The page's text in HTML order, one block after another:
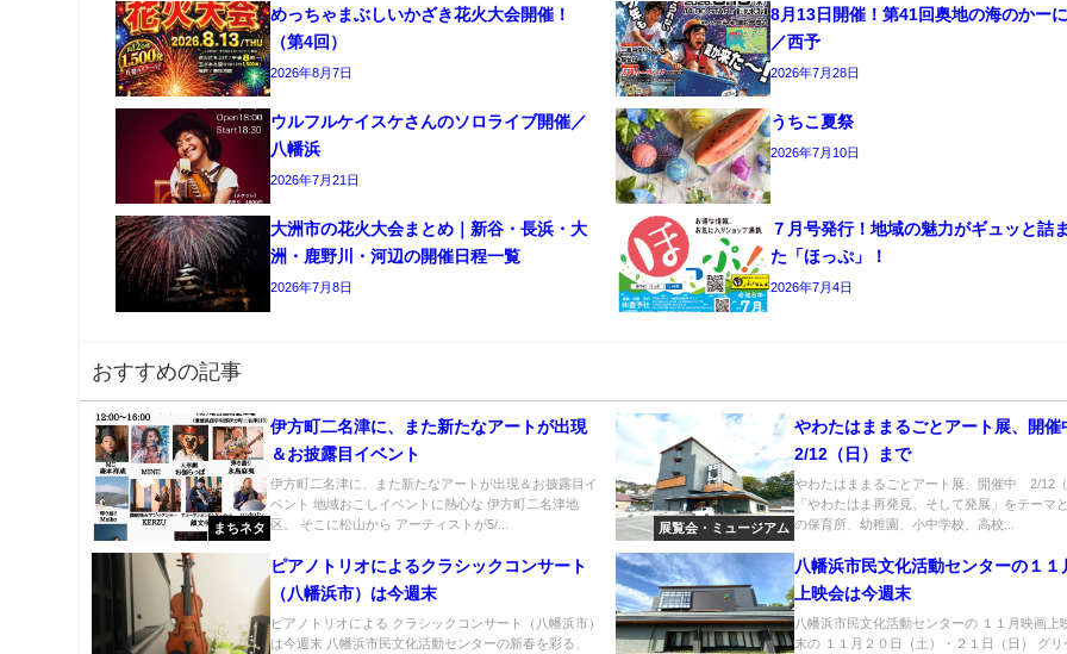
めっちゃまぶしいかざき花火大会開催！
（第4回）
2026年8月7日
8月13日開催！第41回奥地の海のかー
／西予
2026年7月28日
ウルフルケイスケさんのソロライブ開催／
八幡浜
2026年7月21日
うちこ夏祭
2026年7月10日
大洲市の花火大会まとめ｜新谷・長浜・大
洲・鹿野川・河辺の開催日程一覧
2026年7月8日
７月号発行！地域の魅力がギュッと詰
た「ほっぷ」！
2026年7月4日
おすすめの記事
まちネタ
伊方町二名津に、また新たなアートが出現
＆お披露目イベント
伊方町二名津に、また新たなアートが出現＆お披露目イ
ベント 地域おこしイベントに熱心な 伊方町二名津地
区。 そこに松山から アーティストが5/...
展覧会・ミュージアム
やわたはままるごとアート展、開
2/12（日）まで
やわたはままるごとアート展、開催中 2/12
「やわたはま再発見、そして発展」をテーマ
の保育所、幼稚園、小中学校、高校...
ピアノトリオによるクラシックコンサート
（八幡浜市）は今週末
ピアノトリオによる クラシックコンサート（八幡浜市）
は今週末 八幡浜市民文化活動センターの新春を彩る、
八幡浜市民文化活動センターの１１
上映会は今週末
八幡浜市民文化活動センターの １１月映画上
末の １１月２０日（土）・２１日（日） グリ